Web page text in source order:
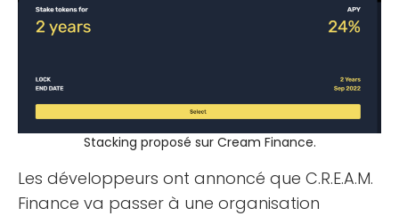
Stacking proposé sur Cream Finance.
Les développeurs ont annoncé que C.R.E.A.M.
Finance va passer à une organisation